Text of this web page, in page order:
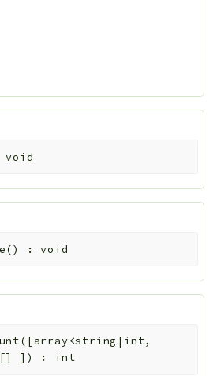
void
() :void
( [array<string|int,
[] ] ) : int